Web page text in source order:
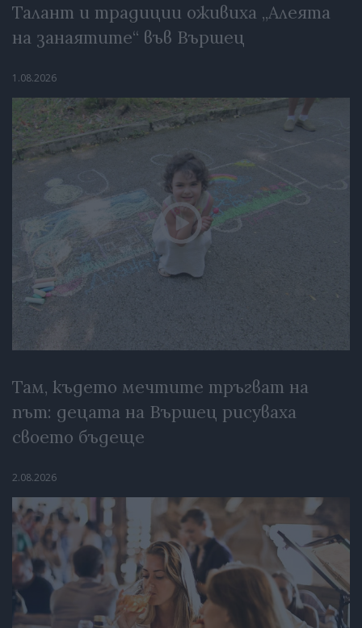
Талант и традиции оживиха „Алеята
на занаятите“ във Вършец
1.08.2026
Там, където мечтите тръгват на
път: децата на Вършец рисуваха
своето бъдеще
2.08.2026